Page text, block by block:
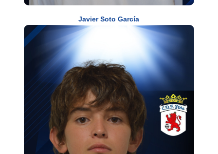
Javier Soto García